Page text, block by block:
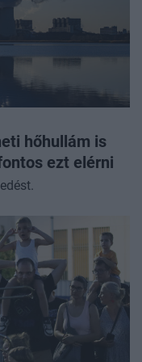
hőhullám is
ezt elérni